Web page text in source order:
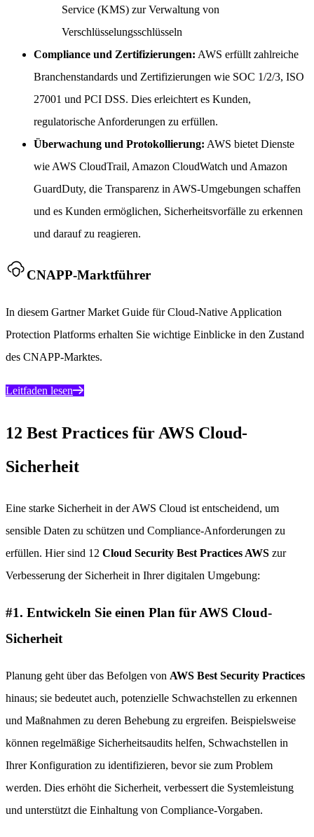
Service (KMS) zur Verwaltung von
Verschlüsselungsschlüsseln
Compliance und Zertifizierungen: AWS erfüllt zahlreiche
Branchenstandards und Zertifizierungen wie SOC 1/2/3, ISO
27001 und PCI DSS. Dies erleichtert es Kunden,
regulatorische Anforderungen zu erfüllen.
Überwachung und Protokollierung: AWS bietet Dienste
wie AWS CloudTrail, Amazon CloudWatch und Amazon
GuardDuty, die Transparenz in AWS-Umgebungen schaffen
und es Kunden ermöglichen, Sicherheitsvorfälle zu erkennen
und darauf zu reagieren.
CNAPP-Marktführer
In diesem Gartner Market Guide für Cloud-Native Application
Protection Platforms erhalten Sie wichtige Einblicke in den Zustand
des CNAPP-Marktes.
Leitfaden lesen
12 Best Practices für AWS Cloud-
Sicherheit
Eine starke Sicherheit in der AWS Cloud ist entscheidend, um
sensible Daten zu schützen und Compliance-Anforderungen zu
erfüllen. Hier sind 12 Cloud Security Best Practices AWS zur
Verbesserung der Sicherheit in Ihrer digitalen Umgebung:
#1. Entwickeln Sie einen Plan für AWS Cloud-
Sicherheit
Planung geht über das Befolgen von AWS Best Security Practices
hinaus; sie bedeutet auch, potenzielle Schwachstellen zu erkennen
und Maßnahmen zu deren Behebung zu ergreifen. Beispielsweise
können regelmäßige Sicherheitsaudits helfen, Schwachstellen in
Ihrer Konfiguration zu identifizieren, bevor sie zum Problem
werden. Dies erhöht die Sicherheit, verbessert die Systemleistung
und unterstützt die Einhaltung von Compliance-Vorgaben.